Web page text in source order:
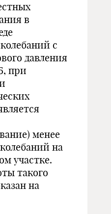
в
с
давления
при
менее
на
участке.
такого
на